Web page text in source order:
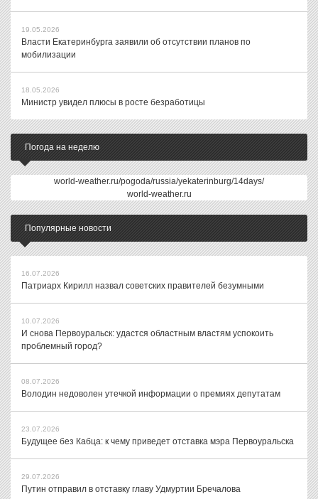
19.05.2026
Власти Екатеринбурга заявили об отсутствии планов по
мобилизации
18.05.2026
Министр увидел плюсы в росте безработицы
Погода на неделю
world-weather.ru/pogoda/russia/yekaterinburg/14days/
world-weather.ru
Популярные новости
16.07.2026
Патриарх Кирилл назвал советских правителей безумными
10.07.2026
И снова Первоуральск: удастся областным властям успокоить
проблемный город?
08.07.2026
Володин недоволен утечкой информации о премиях депутатам
23.07.2026
Будущее без Кабца: к чему приведет отставка мэра Первоуральска
29.07.2026
Путин отправил в отставку главу Удмуртии Бречалова